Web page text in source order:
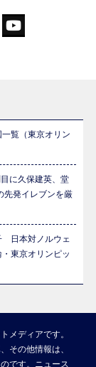
覧（東京オリン
に久保建英、堂
発イレブンを厳
日本対ノルウェ
東京オリンピッ
メディアです。
その他情報は、
です。ニュース